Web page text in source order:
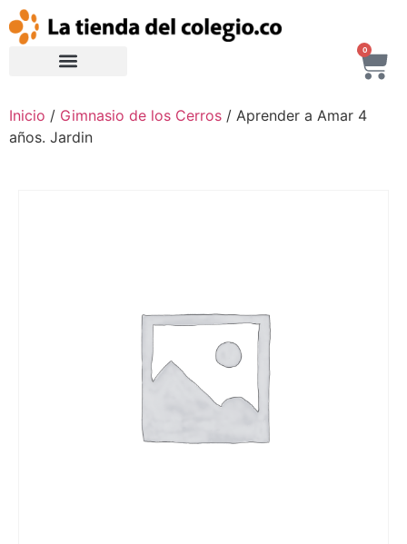
0
Inicio / Gimnasio de los Cerros / Aprender a Amar 4
años. Jardin